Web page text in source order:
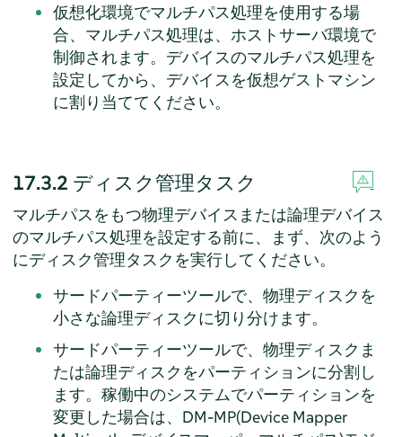
仮想化環境でマルチパス処理を使用する場
合、マルチパス処理は、ホストサーバ環境で
制御されます。デバイスのマルチパス処理を
設定してから、デバイスを仮想ゲストマシン
に割り当ててください。
17.3.2 ディスク管理タスク
マルチパスをもつ物理デバイスまたは論理デバイス
のマルチパス処理を設定する前に、まず、次のよう
にディスク管理タスクを実行してください。
サードパーティーツールで、物理ディスクを
小さな論理ディスクに切り分けます。
サードパーティーツールで、物理ディスクま
たは論理ディスクをパーティションに分割し
ます。稼働中のシステムでパーティションを
変更した場合は、DM-MP(Device Mapper